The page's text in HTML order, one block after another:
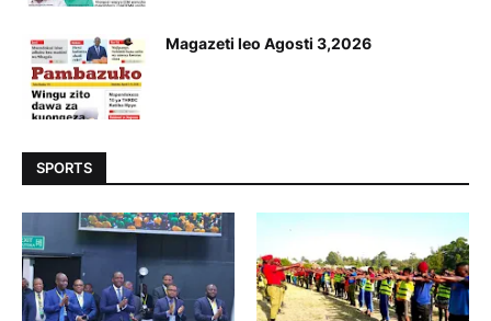
Magazeti leo Agosti 3,2026
SPORTS